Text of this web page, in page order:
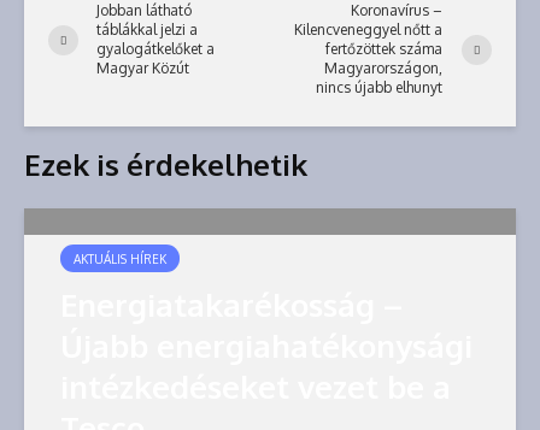
Jobban látható
táblákkal jelzi a
gyalogátkelőket a
Magyar Közút
Koronavírus –
Kilencveneggyel nőtt a
fertőzöttek száma
Magyarországon,
nincs újabb elhunyt
Ezek is érdekelhetik
AKTUÁLIS HÍREK